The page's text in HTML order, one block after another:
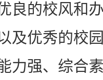
良的校风和
及优秀的校
力强、综合